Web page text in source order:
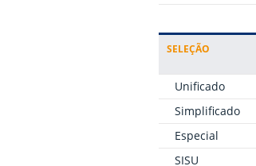
SELEÇÃO
Unificado
Simplificado
Especial
SISU